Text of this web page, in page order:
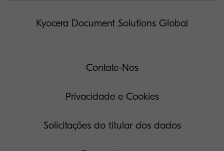
Kyocera Document Solutions Global
Contate-Nos
Privacidade e Cookies
Solicitações do titular dos dados